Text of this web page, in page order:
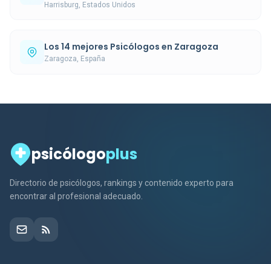
Harrisburg, Estados Unidos
Los 14 mejores Psicólogos en Zaragoza
Zaragoza, España
psicólogoplus
Directorio de psicólogos, rankings y contenido experto para
encontrar al profesional adecuado.